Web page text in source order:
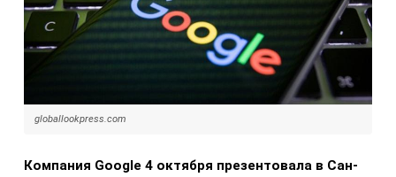
globallookpress.com
Компания Google 4 октября презентовала в Сан-